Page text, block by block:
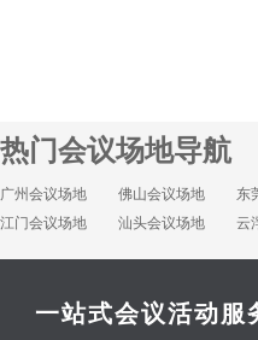
热门会议场地导航
广州会议场地 佛山会议场地 东
江门会议场地
汕头会议场地 云
一站式会议活动服